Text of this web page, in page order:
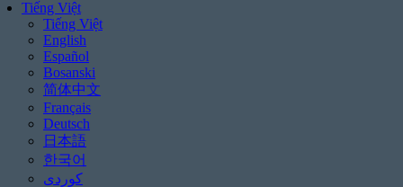
Tiếng Việt
Tiếng Việt
English
Español
Bosanski
简体中文
Français
Deutsch
日本語
한국어
Đối mặt với việc bị tịch thu tài sản?